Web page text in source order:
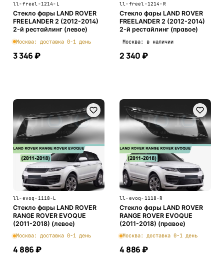
ll-freel-1214-L
Стекло фары LAND ROVER
FREELANDER 2 (2012-2014)
2-й рестайлинг (левое)
Москва: доставка 0-1 день
3 346 ₽
ll-freel-1214-R
Стекло фары LAND ROVER
FREELANDER 2 (2012-2014)
2-й рестайлинг (правое)
Москва: в наличии
2 340 ₽
ll-evoq-1118-L
Стекло фары LAND ROVER
RANGE ROVER EVOQUE
(2011-2018) (левое)
Москва: доставка 0-1 день
4 886 ₽
ll-evoq-1118-R
Стекло фары LAND ROVER
RANGE ROVER EVOQUE
(2011-2018) (правое)
Москва: доставка 0-1 день
4 886 ₽